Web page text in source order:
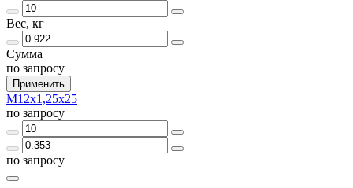
Вес, кг
Сумма
по запросу
Применить
М12х1,25х25
по запросу
по запросу